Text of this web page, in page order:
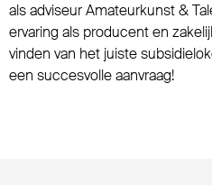
als adviseur Amateurkunst &
ervaring als producent en
vinden van het juiste
een succesvolle aanvraag!